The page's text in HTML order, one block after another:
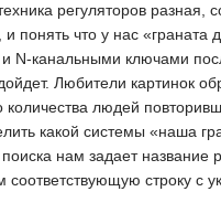
регуляторов
и понять что у нас
N-канальными ключами
Любители картинок
количества людей
какой системы «наша
нам задает название
строку с